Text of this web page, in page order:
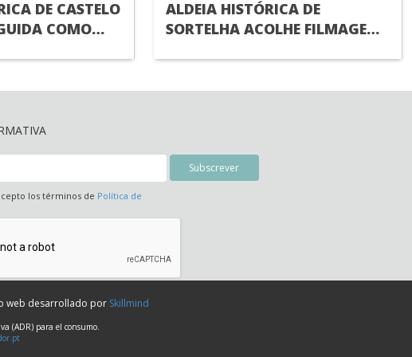
DE CASTELO
COMO
MUNDIAL DO
ALDEIA HISTÓRICA DE
SORTELHA ACOLHE FILMAGENS
los términos de Política de
web desarrollado por Skillmind
(ADR) para el consumo.